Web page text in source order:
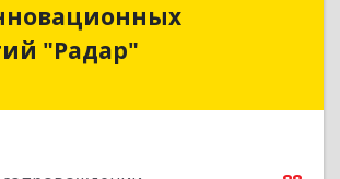
"Радар"
Центр инновационных
технологий "Радар"